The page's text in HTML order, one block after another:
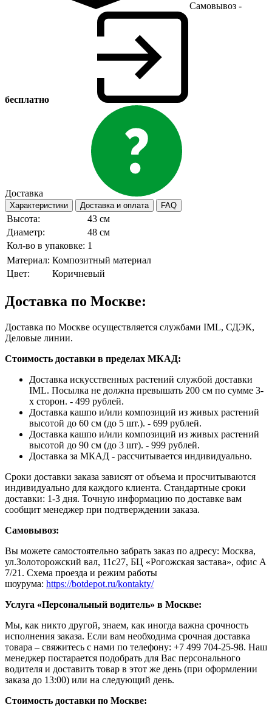
Самовывоз -
бесплатно
Доставка
Характеристики Доставка и оплата FAQ
Высота:
43 см
Диаметр:
48 см
Кол-во в упаковке: 1
Материал: Композитный материал
Цвет:
Коричневый
Доставка по Москве:
Доставка по Москве осуществляется службами IML, СДЭК,
Деловые линии.
Стоимость доставки в пределах МКАД:
Доставка искусственных растений службой доставки
IML. Посылка не должна превышать 200 см по сумме 3-
х сторон. - 499 рублей.
Доставка кашпо и/или композиций из живых растений
высотой до 60 см (до 5 шт.). - 699 рублей.
Доставка кашпо и/или композиций из живых растений
высотой до 90 см (до 3 шт). - 999 рублей.
Доставка за МКАД - рассчитывается индивидуально.
Сроки доставки заказа зависят от объема и просчитываются
индивидуально для каждого клиента. Стандартные сроки
доставки: 1-3 дня. Точную информацию по доставке вам
сообщит менеджер при подтверждении заказа.
Самовывоз:
Вы можете самостоятельно забрать заказ по адресу: Москва,
ул.Золоторожский вал, 11с27, БЦ «Рогожская застава», офис А
7/21. Схема проезда и режим работы
шоурума: https://botdepot.ru/kontakty/
Услуга «Персональный водитель» в Москве:
Мы, как никто другой, знаем, как иногда важна срочность
исполнения заказа. Если вам необходима срочная доставка
товара – свяжитесь с нами по телефону: +7 499 704-25-98. Наш
менеджер постарается подобрать для Вас персонального
водителя и доставить товар в этот же день (при оформлении
заказа до 13:00) или на следующий день.
Стоимость доставки по Москве: